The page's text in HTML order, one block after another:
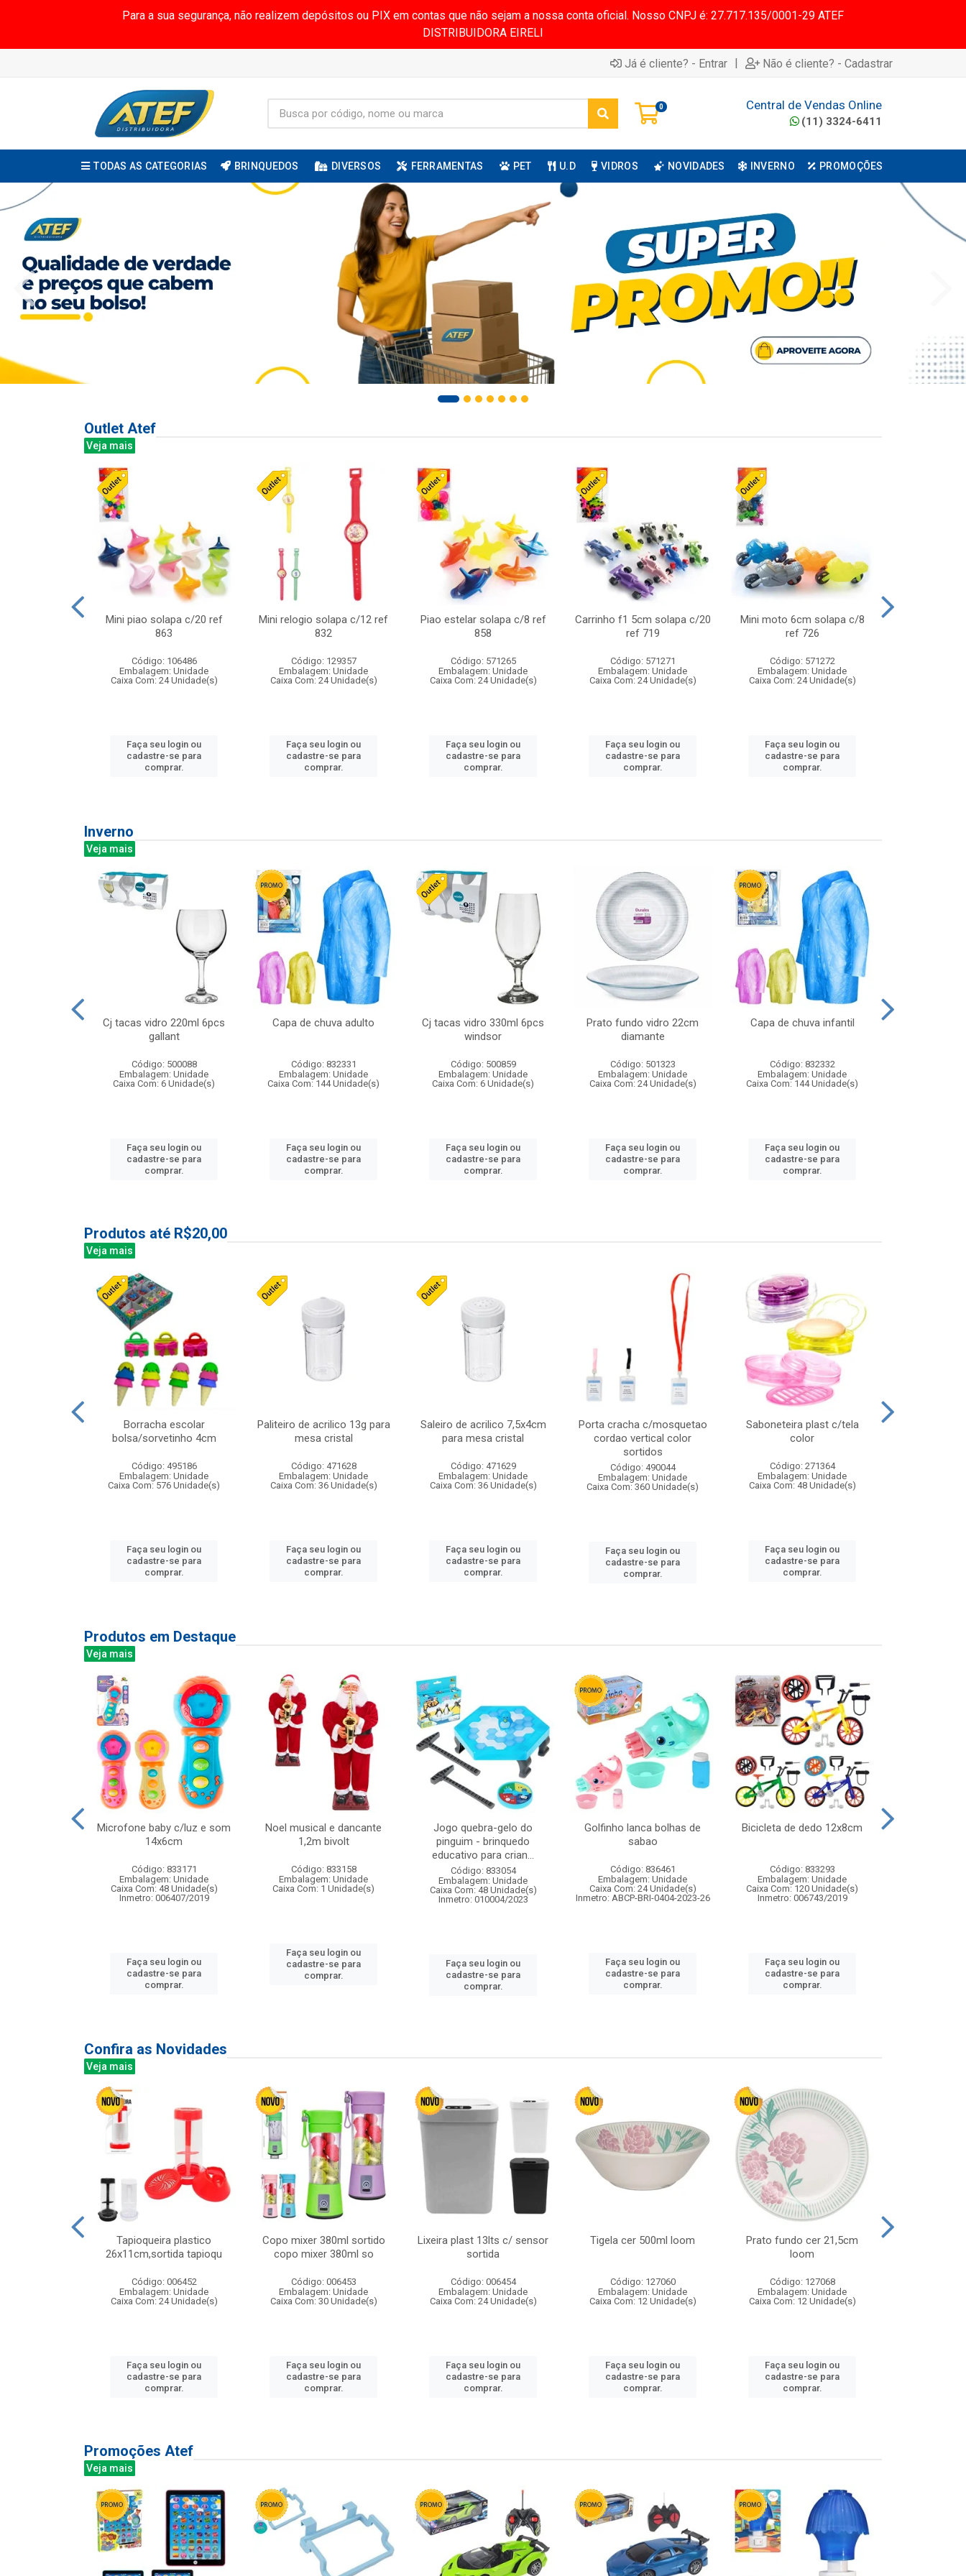
Para a sua segurança, não realizem depósitos ou PIX em contas que não sejam a nossa conta oficial. Nosso CNPJ é: 27.717.135/0001-29 ATEF
DISTRIBUIDORA EIRELI
Já é cliente? - Entrar | Não é cliente? - Cadastrar
0 Central de Vendas Online
(11) 3324-6411
TODAS AS CATEGORIAS BRINQUEDOS DIVERSOS FERRAMENTAS PET U.D VIDROS NOVIDADES INVERNO PROMOÇÕES
Outlet Atef
Veja mais
Mini piao solapa c/20 ref
863
Código: 106486
Embalagem: Unidade
Caixa Com: 24 Unidade(s)
Faça seu login ou
cadastre-se para
comprar.
Mini relogio solapa c/12 ref
832
Código: 129357
Embalagem: Unidade
Caixa Com: 24 Unidade(s)
Faça seu login ou
cadastre-se para
comprar.
Piao estelar solapa c/8 ref
858
Código: 571265
Embalagem: Unidade
Caixa Com: 24 Unidade(s)
Faça seu login ou
cadastre-se para
comprar.
Carrinho f1 5cm solapa c/20
ref 719
Código: 571271
Embalagem: Unidade
Caixa Com: 24 Unidade(s)
Faça seu login ou
cadastre-se para
comprar.
Mini moto 6cm solapa c/8
ref 726
Código: 571272
Embalagem: Unidade
Caixa Com: 24 Unidade(s)
Faça seu login ou
cadastre-se para
comprar.
Inverno
Veja mais
Cj tacas vidro 220ml 6pcs
gallant
Código: 500088
Embalagem: Unidade
Caixa Com: 6 Unidade(s)
Faça seu login ou
cadastre-se para
comprar.
Capa de chuva adulto
Código: 832331
Embalagem: Unidade
Caixa Com: 144 Unidade(s)
Faça seu login ou
cadastre-se para
comprar.
Cj tacas vidro 330ml 6pcs
windsor
Código: 500859
Embalagem: Unidade
Caixa Com: 6 Unidade(s)
Faça seu login ou
cadastre-se para
comprar.
Prato fundo vidro 22cm
diamante
Código: 501323
Embalagem: Unidade
Caixa Com: 24 Unidade(s)
Faça seu login ou
cadastre-se para
comprar.
Capa de chuva infantil
Código: 832332
Embalagem: Unidade
Caixa Com: 144 Unidade(s)
Faça seu login ou
cadastre-se para
comprar.
Produtos até R$20,00
Veja mais
Borracha escolar
bolsa/sorvetinho 4cm
Código: 495186
Embalagem: Unidade
Caixa Com: 576 Unidade(s)
Faça seu login ou
cadastre-se para
comprar.
Paliteiro de acrilico 13g para
mesa cristal
Código: 471628
Embalagem: Unidade
Caixa Com: 36 Unidade(s)
Faça seu login ou
cadastre-se para
comprar.
Saleiro de acrilico 7,5x4cm
para mesa cristal
Código: 471629
Embalagem: Unidade
Caixa Com: 36 Unidade(s)
Faça seu login ou
cadastre-se para
comprar.
Porta cracha c/mosquetao
cordao vertical color
sortidos
Código: 490044
Embalagem: Unidade
Caixa Com: 360 Unidade(s)
Faça seu login ou
cadastre-se para
comprar.
Saboneteira plast c/tela
color
Código: 271364
Embalagem: Unidade
Caixa Com: 48 Unidade(s)
Faça seu login ou
cadastre-se para
comprar.
Produtos em Destaque
Veja mais
Microfone baby c/luz e som
14x6cm
Código: 833171
Embalagem: Unidade
Caixa Com: 48 Unidade(s)
Inmetro: 006407/2019
Faça seu login ou
cadastre-se para
comprar.
Noel musical e dancante
1,2m bivolt
Código: 833158
Embalagem: Unidade
Caixa Com: 1 Unidade(s)
Faça seu login ou
cadastre-se para
comprar.
Jogo quebra-gelo do
pinguim - brinquedo
educativo para crian...
Código: 833054
Embalagem: Unidade
Caixa Com: 48 Unidade(s)
Inmetro: 010004/2023
Faça seu login ou
cadastre-se para
comprar.
Golfinho lanca bolhas de
sabao
Código: 836461
Embalagem: Unidade
Caixa Com: 24 Unidade(s)
Inmetro: ABCP-BRI-0404-2023-26
Faça seu login ou
cadastre-se para
comprar.
Bicicleta de dedo 12x8cm
Código: 833293
Embalagem: Unidade
Caixa Com: 120 Unidade(s)
Inmetro: 006743/2019
Faça seu login ou
cadastre-se para
comprar.
Confira as Novidades
Veja mais
Tapioqueira plastico
26x11cm,sortida tapioqu
Código: 006452
Embalagem: Unidade
Caixa Com: 24 Unidade(s)
Faça seu login ou
cadastre-se para
comprar.
Copo mixer 380ml sortido
copo mixer 380ml so
Código: 006453
Embalagem: Unidade
Caixa Com: 30 Unidade(s)
Faça seu login ou
cadastre-se para
comprar.
Lixeira plast 13lts c/ sensor
sortida
Código: 006454
Embalagem: Unidade
Caixa Com: 24 Unidade(s)
Faça seu login ou
cadastre-se para
comprar.
Tigela cer 500ml loom
Código: 127060
Embalagem: Unidade
Caixa Com: 12 Unidade(s)
Faça seu login ou
cadastre-se para
comprar.
Prato fundo cer 21,5cm
loom
Código: 127068
Embalagem: Unidade
Caixa Com: 12 Unidade(s)
Faça seu login ou
cadastre-se para
comprar.
Promoções Atef
Veja mais